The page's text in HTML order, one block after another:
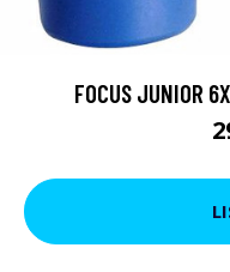
FOCUS JUNIOR